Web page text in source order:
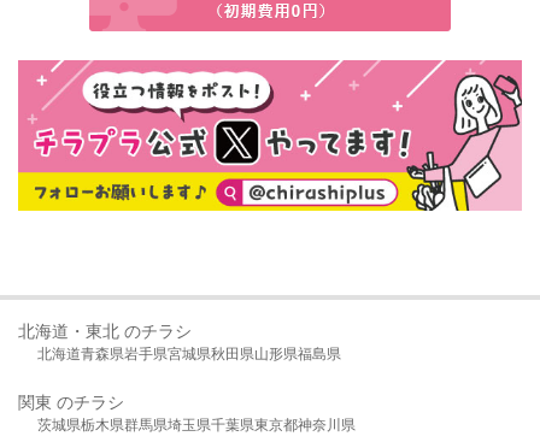
北海道・東北 のチラシ
北海道青森県岩手県宮城県秋田県山形県福島県
関東 のチラシ
茨城県栃木県群馬県埼玉県千葉県東京都神奈川県